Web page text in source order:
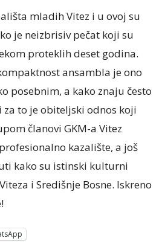
mladih Vitez i u ovoj su
je neizbrisiv pečat koji su
proteklih deset godina.
ansambla je ono
posebnim, a kako znaju često
to je obiteljski odnos koji
članovi GKM-a Vitez
kazalište, a još
kako su istinski kulturni
i Središnje Bosne. Iskreno